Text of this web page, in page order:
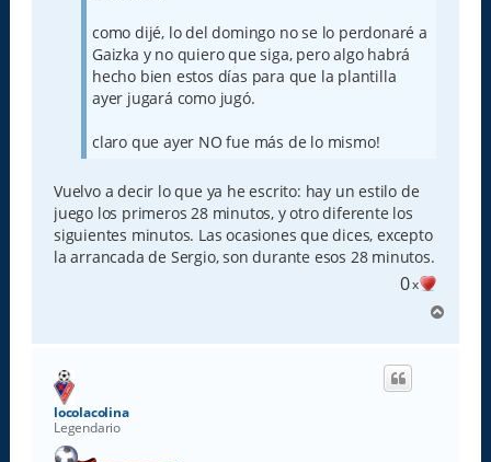
como dijé, lo del domingo no se lo perdonaré a
Gaizka y no quiero que siga, pero algo habrá
hecho bien estos días para que la plantilla
ayer jugará como jugó.
claro que ayer NO fue más de lo mismo!
Vuelvo a decir lo que ya he escrito: hay un estilo de
juego los primeros 28 minutos, y otro diferente los
siguientes minutos. Las ocasiones que dices, excepto
la arrancada de Sergio, son durante esos 28 minutos.
0x
r
locolacolina
Legendario